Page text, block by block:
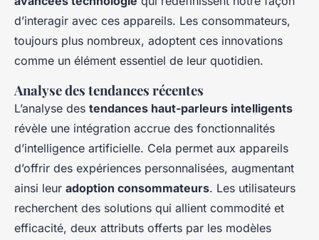
d’interagir avec ces appareils. Les consommateurs,
toujours plus nombreux, adoptent ces innovations
comme un élément essentiel de leur quotidien.
Analyse des tendances récentes
L’analyse des tendances haut-parleurs intelligents
révèle une intégration accrue des fonctionnalités
d’intelligence artificielle. Cela permet aux appareils
d’offrir des expériences personnalisées, augmentant
ainsi leur adoption consommateurs. Les utilisateurs
recherchent des solutions qui allient commodité et
efficacité, deux attributs offerts par les modèles